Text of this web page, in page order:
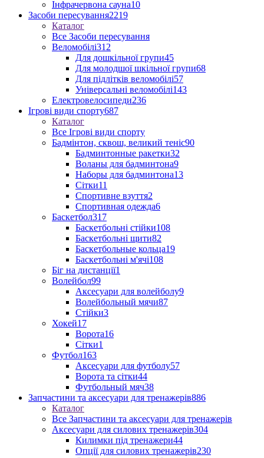
Інфрачервона сауна10
Засоби пересування2219
Каталог
Все Засоби пересування
Веломобілі312
Для дошкільної групи45
Для молодшої шкільної групи68
Для підлітків веломобілі57
Універсальні веломобілі143
Електровелосипеди236
Ігрові види спорту687
Каталог
Все Ігрові види спорту
Бадмінтон, сквош, великий теніс90
Бадминтонные ракетки32
Воланы для бадминтона9
Наборы для бадминтона13
Сітки11
Спортивне взуття2
Спортивная одежда6
Баскетбол317
Баскетбольні стійки108
Баскетбольні щити82
Баскетбольные кольца19
Баскетбольні м'ячі108
Біг на дистанції1
Волейбол99
Аксесуари для волейболу9
Волейбольный мячи87
Стійки3
Хокей17
Ворота16
Сітки1
Футбол163
Аксесуари для футболу57
Ворота та сітки44
Футбольный мяч38
Запчастини та аксесуари для тренажерів886
Каталог
Все Запчастини та аксесуари для тренажерів
Аксесуари для силових тренажерів304
Килимки під тренажери44
Опції для силових тренажерів230